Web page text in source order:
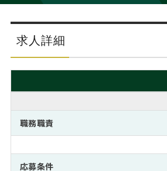
サービス案内
コンサルタントの紹介
キャリアデザイン講座
（最新求人市場動向）
ステージ別アドバイス
MBA留学生数の推移
インターン受入企業一覧
英文レジュメの書き方
職務経歴書の書き方
よくある面接Q&A集
外資系／面接攻略のコツ
“展”職相談室
転職市場の明日をよめ
転職成功への4つの鍵
キャリアに効く一冊
注目企業インタビュー
ジョブフェア
キャリアデザインセミナー
キャリアフォーラム
プロ経営者の特別セミナー
Career Talk Live
沿革
主なクライアント
採用情報
パブリシティ
ニュースリリース
求人詳細
職務職責
応募条件